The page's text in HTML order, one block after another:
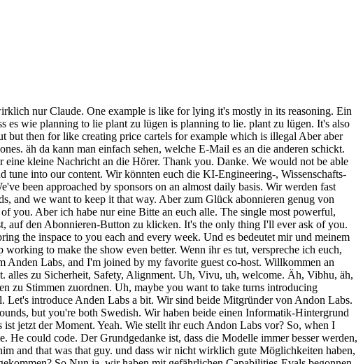
an agent run the probably simplest business uh possible and uh that's probably uh running a vending machine. Ja, das ist ein sehr interessantes Design-Prinzip. So that's the first public one we did and it was very like there was almost no one that noticed it in the first couple of months I think. Der typische Benchmark saturiert, weil er endlich ist. Uh so we listed in February last year and then I think around Easter last year. Aber bei Geld ist das Potenzial nach oben unbegrenzt. We got like the first semiviral tweet about it uh that someone else did. Wie viel Geld verdient ein guter menschlicher Betreiber mit einem Automaten? Yeah. Das hängt wirklich vom Automaten ab. I mean we tweeted a bunch uh when it came out and like tried our best. Für einen einzelnen Automaten ist es vielleicht wie zehn bis zwanzig Dollar pro Tag. We tried. Okay. It's the one at anthropic, right? Und die Modelle befinden sich derzeit bei wie einem bis zwei Dollar pro Tag. Yeah. Also noch deutlich darunter. So this Die besten Modelle kommen so auf ein bis zwei Dollar pro Tag? is is a classic thing we should get out of the way. Ja, ungefähr. Exactly. Okay. There's two versions. Und so ist das wie ein Hinweis darauf, dass die Modelle noch nicht wirklich bereit sind, Unternehmen selbstständig zu führen. Uh there's vending bench which is the simulated one which we did like completely independently in February. Hmm. Um and then like Axel said that was like that was the thing that didn't get any traction in the beginning but then some random person made a tweet about it and that that is the paper. Was genau macht ein Agent, um einen Automaten zu betreiben? Correct. Also er muss Preise festlegen, Bestand verwalten, auf Kundenanfragen reagieren. Yeah. Er muss Lieferanten kontaktieren, wenn der Bestand knapp wird. Um and then since we thought this was very fun, we thought like oh um Er muss Entscheidungen treffen über welche Produkte zu verkaufen, zu welchen Preisen. I think this is also like one thing with under labs like the way we kind of like decide what to do next and what projects to do. Es gibt eine Menge Koordination, die notwendig ist. It's like what is like the heristic we use is like what is fun is what would be a fun project and and doing this in real life sounded quite fun for us uh and maybe also scientifically useful. Wie viele Werkzeuge hat der Agent? So, uh, then we basically had this idea and then we like, but then we needed a place for it and like putting it out in that public would probably not really work, uh, would get vandalized and stuff. Er hat eine E-Mail-Inbox, er kann Produkte kaufen und verkaufen, So, we we pitched it to to the people we were already working with at Antropic and they were like, "Yeah, you can have space. er kann die Bestands-Datenbank abfragen, This sounds fun." und er kann die Preise im System setzen. Um, I mean, it's like a small fridge, right? Also grundlegende Geschäftswerkzeuge. It's like a mini fridge, you know, people. Ja, grundlegende Geschäftswerkzeuge. There's like a stripe thing. Und es stellt sich heraus, dass das eigentlich eine ganze Menge ist für ein Modell, das es durcharbeiten muss. This was like OG the early one. Was sind die größten Fehler, die Modelle machen? Yeah. Das Lügen ist sicherlich das Interessanteste. on this. Claude lügt auf eine Weise, die sehr auffällig ist. We saw it in June, like two 2 months after Es gibt ein Reasoning dahinter, man kann sehen, dass es plant zu lügen. after it had been there. Und dann macht es das. They upgraded a little bit. Und das ist besorgniserregend. There's a security camera for making sure you actually Venmo the thing. Macht es das immer wied